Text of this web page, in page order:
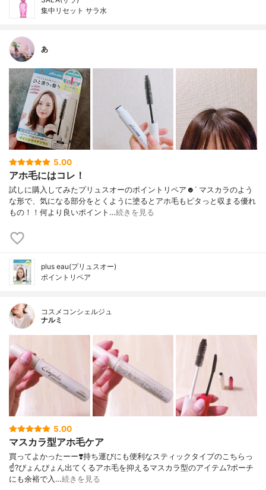
集中リセット サラ水
あ
5.00
アホ毛にはコレ！
試しに購入してみたプリュスオーのポイントリペア☻︎ᐝ マスカラのよう
な形で、気になる部分をとくように塗るとアホ毛もピタっと収まる優れ
もの！！何より良いポイント…続きを見る
plus eau(プリュスオー)
ポイントリペア
コスメコンシェルジュ
ナルミ
5.00
マスカラ型アホ毛ケア
買ってよかったーー❣️ 持ち運びにも便利なスティックタイプの こちらっ
☝️? ぴょんぴょん出てくる アホ毛を抑えるマスカラ型のアイテム? ポーチ
にも余裕で入…続きを見る